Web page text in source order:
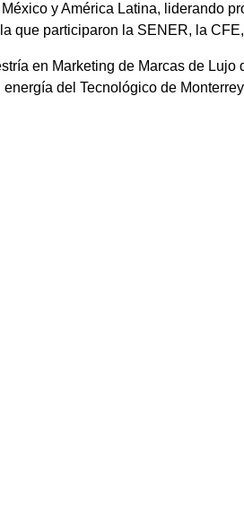
y América Latina, liderando
que participaron la SENER, la
en Marketing de Marcas de
del Tecnológico de